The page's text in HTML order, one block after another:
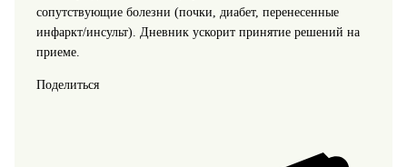
сопутствующие болезни (почки, диабет, перенесенные
инфаркт/инсульт). Дневник ускорит принятие решений на
приеме.
Поделиться